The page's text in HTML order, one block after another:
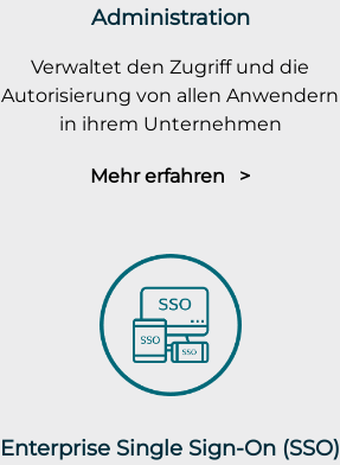
Administration
Verwaltet den Zugriff und die
Autorisierung von allen Anwendern
in ihrem Unternehmen
Mehr erfahren >
Enterprise Single Sign-On (SSO)